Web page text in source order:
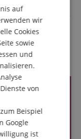
FRENCH
SPANISH
auf
wir
Cookies
sowie
und
von
Beispiel
Google
ist